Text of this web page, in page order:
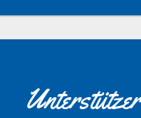
Unterstützer